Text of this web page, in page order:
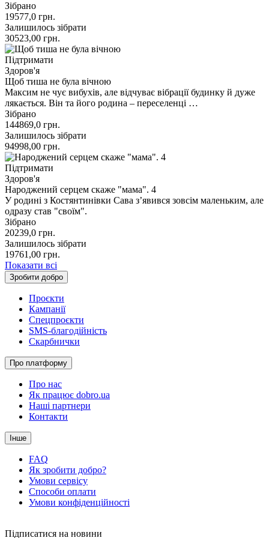
Зібрано
19577,0 грн.
Залишилось зібрати
30523,00 грн.
Підтримати
Здоров'я
Щоб тиша не була вічною
Максим не чує вибухів, але відчуває вібрації будинку й дуже
лякається. Він та його родина – переселенці …
Зібрано
144869,0 грн.
Залишилось зібрати
94998,00 грн.
Підтримати
Здоров'я
Народжений серцем скаже "мама". 4
У родині з Костянтинівки Сава з’явився зовсім маленьким, але
одразу став "своїм".
Зібрано
20239,0 грн.
Залишилось зібрати
19761,00 грн.
Показати всі
Зробити добро
Проєкти
Кампанії
Спецпроєкти
SMS-благодійність
Скарбнички
Про платформу
Про нас
Як працює dobro.ua
Наші партнери
Контакти
Інше
FAQ
Як зробити добро?
Умови сервісу
Способи оплати
Умови конфіденційності
Підписатися на новини